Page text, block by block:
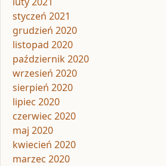
styczeń 2021
grudzień 2020
listopad 2020
październik 2020
wrzesień 2020
sierpień 2020
lipiec 2020
czerwiec 2020
maj 2020
kwiecień 2020
marzec 2020